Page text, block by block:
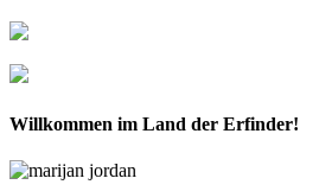
Willkommen im Land der Erfinder!